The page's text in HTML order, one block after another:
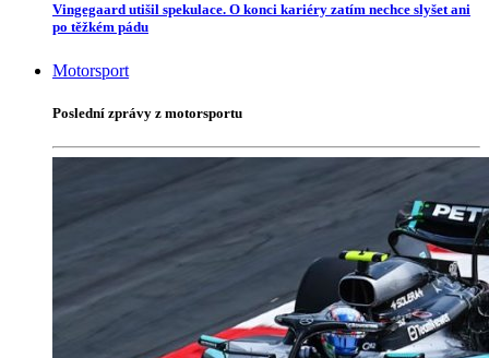
Vingegaard utišil spekulace. O konci kariéry zatím nechce slyšet ani
po těžkém pádu
Motorsport
Poslední zprávy z motorsportu